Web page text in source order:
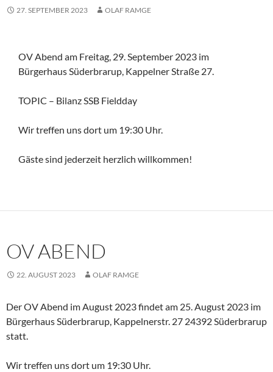
27. SEPTEMBER 2023 OLAF RAMGE
OV Abend am Freitag, 29. September 2023 im
Bürgerhaus Süderbrarup, Kappelner Straße 27.
TOPIC – Bilanz SSB Fieldday
Wir treffen uns dort um 19:30 Uhr.
Gäste sind jederzeit herzlich willkommen!
OV ABEND
22. AUGUST 2023 OLAF RAMGE
Der OV Abend im August 2023 findet am 25. August 2023 im
Bürgerhaus Süderbrarup, Kappelnerstr. 27 24392 Süderbrarup
statt.
Wir treffen uns dort um 19:30 Uhr.